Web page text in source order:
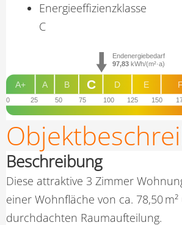
Energie­effizienz­klasse
C
0 25 50 75 100 125 150
F
E
D
B
A
A+ C
Endenergiebedarf
97,83kWh/(m²·a)
Beschreibung
Diese attraktive 3 Zimmer
einer Wohnfläche von ca. 78,50
durchdachten Raumaufteilung.